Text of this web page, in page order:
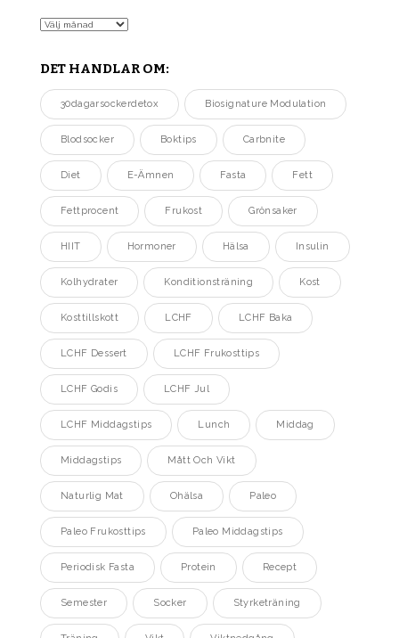
Arkiv
DET HANDLAR OM:
30dagarsockerdetox Biosignature Modulation
Blodsocker Boktips Carbnite
Diet E-Ämnen Fasta Fett
Fettprocent Frukost Grönsaker
HIIT Hormoner Hälsa Insulin
Kolhydrater Konditionsträning Kost
Kosttillskott LCHF LCHF Baka
LCHF Dessert LCHF Frukosttips
LCHF Godis LCHF Jul
LCHF Middagstips Lunch Middag
Middagstips Mått Och Vikt
Naturlig Mat Ohälsa Paleo
Paleo Frukosttips Paleo Middagstips
Periodisk Fasta Protein Recept
Semester Socker Styrketräning